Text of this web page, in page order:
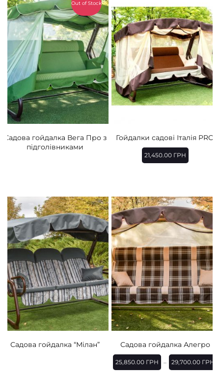
Садова гойдалка Вега Про з
підголівниками
Out of Stock
Гойдалки садові Італія PRO
21,450.00 ГРН
Садова гойдалка “Мілан” Садова гойдалка Алегро
25,850.00 ГРН – 29,700.00 ГРН